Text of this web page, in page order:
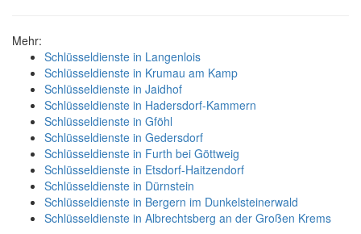
Mehr:
Schlüsseldienste in Langenlois
Schlüsseldienste in Krumau am Kamp
Schlüsseldienste in Jaidhof
Schlüsseldienste in Hadersdorf-Kammern
Schlüsseldienste in Gföhl
Schlüsseldienste in Gedersdorf
Schlüsseldienste in Furth bei Göttweig
Schlüsseldienste in Etsdorf-Haitzendorf
Schlüsseldienste in Dürnstein
Schlüsseldienste in Bergern im Dunkelsteinerwald
Schlüsseldienste in Albrechtsberg an der Großen Krems